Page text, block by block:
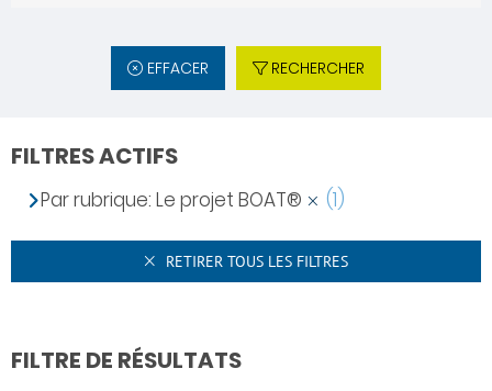
EFFACER RECHERCHER
FILTRES ACTIFS
Par rubrique: Le projet BOAT® (1)
RETIRER TOUS LES FILTRES
FILTRE DE RÉSULTATS